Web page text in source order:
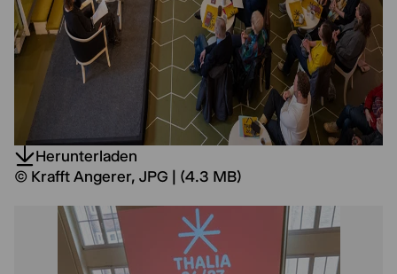
Herunterladen
© Krafft Angerer, JPG | (4.3 MB)